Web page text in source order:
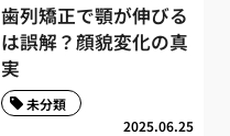
歯列矯正で顎が伸びる
は誤解？顔貌変化の真
実
2025.06.25
未分類